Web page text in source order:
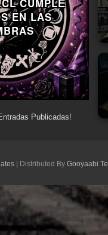
CUMPLE
EN LAS
Publicadas!
| Distributed By Gooyaabi